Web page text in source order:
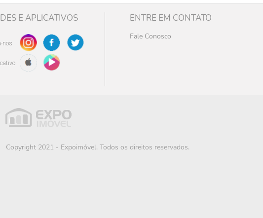
E APLICATIVOS
nos
ENTRE EM CONTATO
Fale Conosco
Copyright 2021 - Expoimóvel. Todos os direitos reservados.